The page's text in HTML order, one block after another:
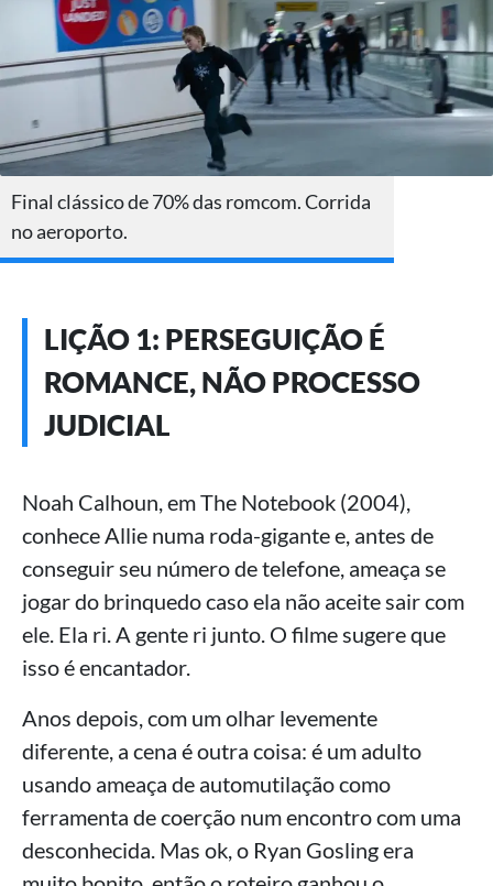
Final clássico de 70% das romcom. Corrida
no aeroporto.
LIÇÃO 1: PERSEGUIÇÃO É
ROMANCE, NÃO PROCESSO
JUDICIAL
Noah Calhoun, em The Notebook (2004),
conhece Allie numa roda-gigante e, antes de
conseguir seu número de telefone, ameaça se
jogar do brinquedo caso ela não aceite sair com
ele. Ela ri. A gente ri junto. O filme sugere que
isso é encantador.
Anos depois, com um olhar levemente
diferente, a cena é outra coisa: é um adulto
usando ameaça de automutilação como
ferramenta de coerção num encontro com uma
desconhecida. Mas ok, o Ryan Gosling era